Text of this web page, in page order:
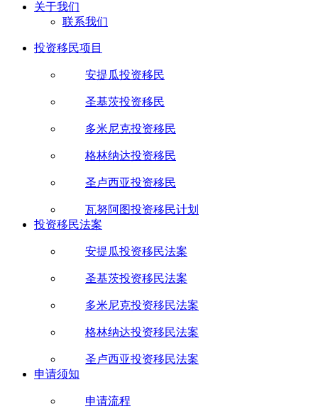
关于我们
联系我们
投资移民项目
安提瓜投资移民
圣基茨投资移民
多米尼克投资移民
格林纳达投资移民
圣卢西亚投资移民
瓦努阿图投资移民计划
投资移民法案
安提瓜投资移民法案
圣基茨投资移民法案
多米尼克投资移民法案
格林纳达投资移民法案
圣卢西亚投资移民法案
申请须知
申请流程